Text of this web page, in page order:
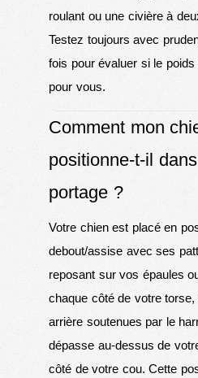
roulant ou une civière à
Testez toujours avec
fois pour évaluer si le poids
pour vous.
Comment mon
positionne-t-il
portage ?
Votre chien est placé en
debout/assise avec ses
reposant sur vos épaules
chaque côté de votre
arrière soutenues par le
dépasse au-dessus de
côté de votre cou. Cette